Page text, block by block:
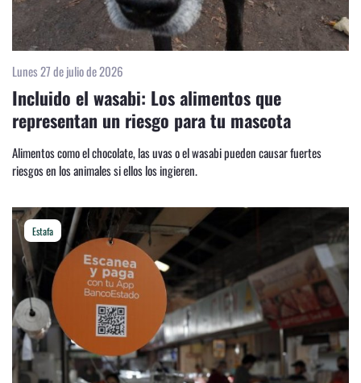
Lunes 27 de julio de 2026
Incluido el wasabi: Los alimentos que
representan un riesgo para tu mascota
Alimentos como el chocolate, las uvas o el wasabi pueden causar fuertes
riesgos en los animales si ellos los ingieren.
Estafa